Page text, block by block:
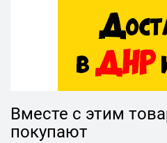
Вместе с этим
покупают